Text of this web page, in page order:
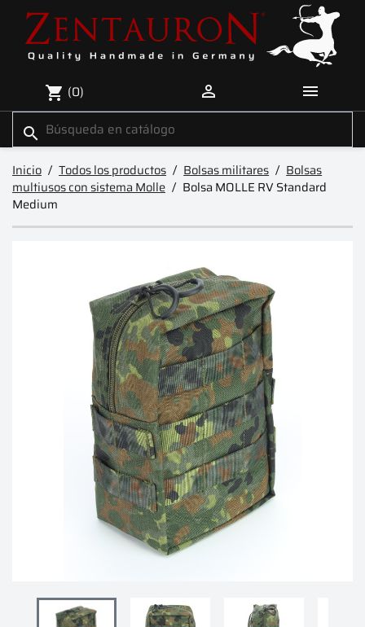
shopping_cart (0)  
search
Inicio Todos los productos Bolsas militares
Bolsas
multiusos con sistema Molle
Bolsa MOLLE RV Standard
Medium